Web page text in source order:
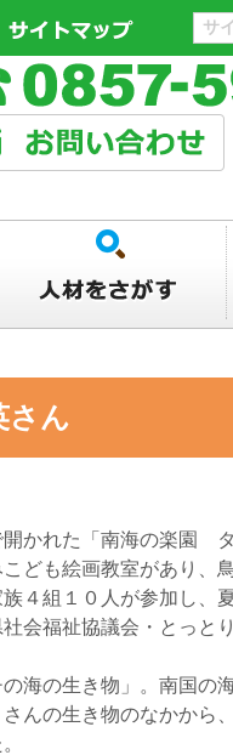
ん
かれた「南海の楽園
ども絵画教室があり、
４組１０人が参加し、
会福祉協議会・とっと
海の生き物」。南国の
んの生き物のなかから